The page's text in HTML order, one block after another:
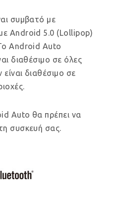
συμβατό με
Android 5.0 (Lollipop)
Android Auto
διαθέσιμο σε όλες
είναι διαθέσιμο σε
Auto θα πρέπει να
συσκευή σας.